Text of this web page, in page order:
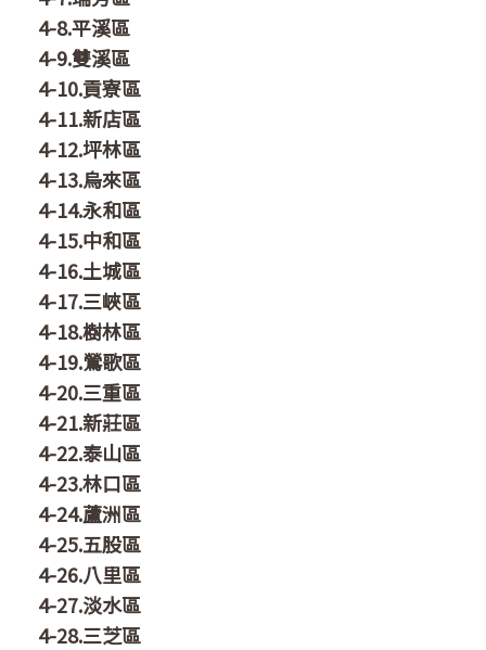
4-8.平溪區
4-9.雙溪區
4-10.貢寮區
4-11.新店區
4-12.坪林區
4-13.烏來區
4-14.永和區
4-15.中和區
4-16.土城區
4-17.三峽區
4-18.樹林區
4-19.鶯歌區
4-20.三重區
4-21.新莊區
4-22.泰山區
4-23.林口區
4-24.蘆洲區
4-25.五股區
4-26.八里區
4-27.淡水區
4-28.三芝區